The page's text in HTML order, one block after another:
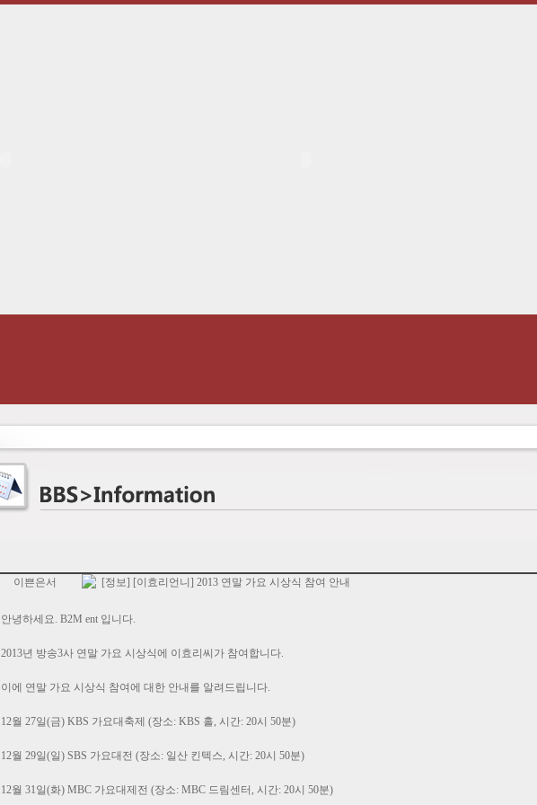
이쁜은서 [정보] [이효리언니] 2013 연말 가요 시상식 참여 안내
안녕하세요. B2M ent 입니다.
2013년 방송3사 연말 가요 시상식에 이효리씨가 참여합니다.
이에 연말 가요 시상식 참여에 대한 안내를 알려드립니다.
12월 27일(금) KBS 가요대축제 (장소: KBS 홀, 시간: 20시 50분)
12월 29일(일) SBS 가요대전 (장소: 일산 킨텍스, 시간: 20시 50분)
12월 31일(화) MBC 가요대제전 (장소: MBC 드림센터, 시간: 20시 50분)